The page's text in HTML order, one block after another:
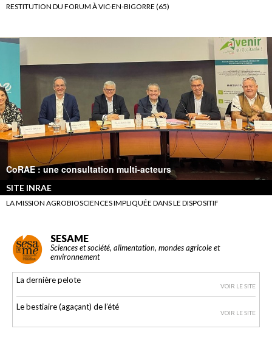
RESTITUTION DU FORUM À VIC-EN-BIGORRE (65)
CoRAE : une consultation multi-acteurs
SITE INRAE
LA MISSION AGROBIOSCIENCES IMPLIQUÉE DANS LE DISPOSITIF
SESAME
Sciences et société, alimentation, mondes agricole et
environnement
La dernière pelote
VOIR LE SITE
Le bestiaire (agaçant) de l’été
VOIR LE SITE